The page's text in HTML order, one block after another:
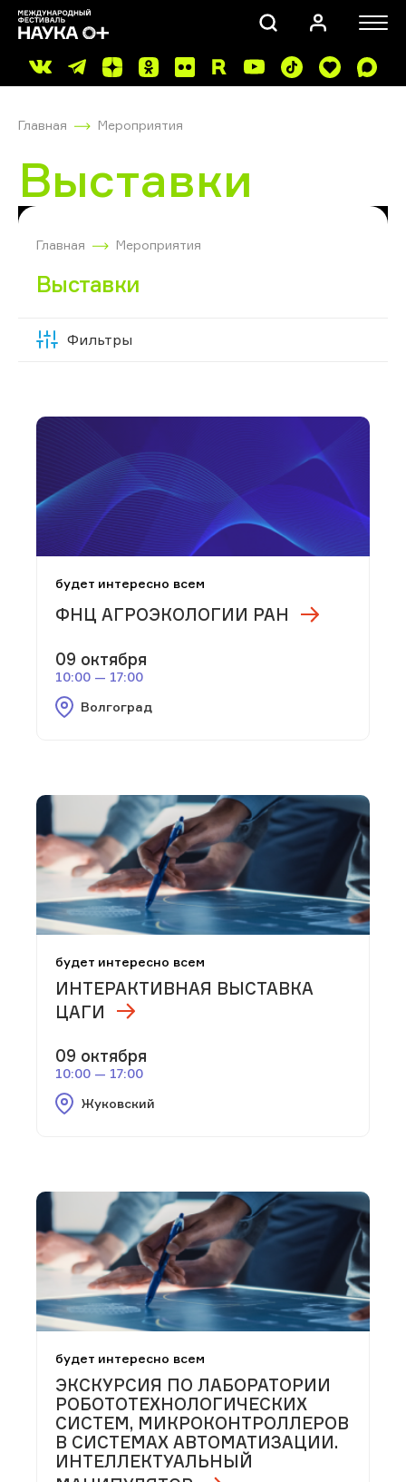
Главная Мероприятия
Выставки
Главная Мероприятия
Выставки
Фильтры
будет интересно всем
ФНЦ АГРОЭКОЛОГИИ РАН
09 октября
10:00 — 17:00
Волгоград
будет интересно всем
ИНТЕРАКТИВНАЯ ВЫСТАВКА
ЦАГИ
09 октября
10:00 — 17:00
Жуковский
будет интересно всем
ЭКСКУРСИЯ ПО ЛАБОРАТОРИИ
РОБОТОТЕХНОЛОГИЧЕСКИХ
СИСТЕМ, МИКРОКОНТРОЛЛЕРОВ
В СИСТЕМАХ АВТОМАТИЗАЦИИ.
ИНТЕЛЛЕКТУАЛЬНЫЙ